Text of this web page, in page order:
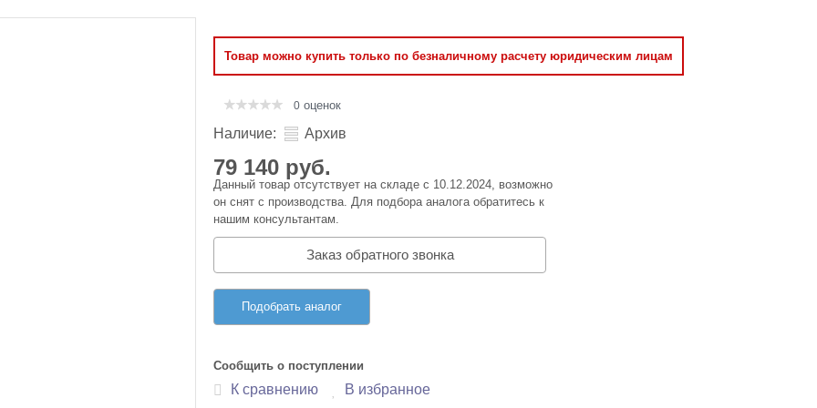
Товар можно купить только по безналичному расчету юридическим лицам
0 оценок
Наличие: Архив
79 140 руб.
Данный товар отсутствует на складе с 10.12.2024, возможно
он снят с производства. Для подбора аналога обратитесь к
нашим консультантам.
Заказ обратного звонка
Подобрать аналог
Сообщить о поступлении
К сравнению В избранное
память